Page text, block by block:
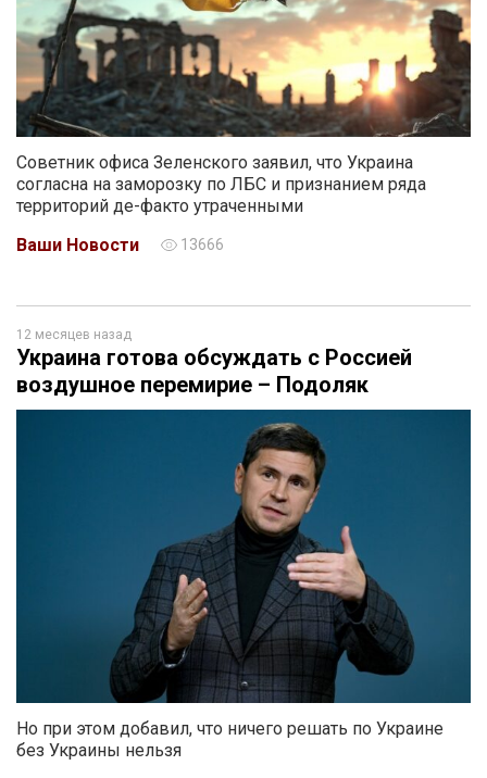
Советник офиса Зеленского заявил, что Украина
согласна на заморозку по ЛБС и признанием ряда
территорий де-факто утраченными
Ваши Новости
13666
12 месяцев назад
Украина готова обсуждать с Россией
воздушное перемирие – Подоляк
Но при этом добавил, что ничего решать по Украине
без Украины нельзя